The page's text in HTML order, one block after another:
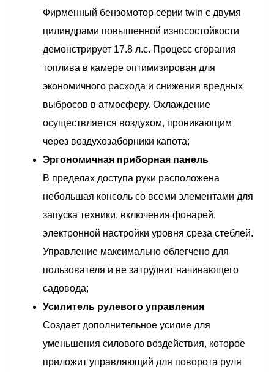
Фирменный бензомотор серии twin с двумя
цилиндрами повышенной износостойкости
демонстрирует 17.8 л.с. Процесс сгорания
топлива в камере оптимизирован для
экономичного расхода и снижения вредных
выбросов в атмосферу. Охлаждение
осуществляется воздухом, проникающим
через воздухозаборники капота;
Эргономичная приборная панель
В пределах доступа руки расположена
небольшая консоль со всеми элементами для
запуска техники, включения фонарей,
электронной настройки уровня среза стеблей.
Управление максимально облегчено для
пользователя и не затруднит начинающего
садовода;
Усилитель рулевого управления
Создает дополнительное усилие для
уменьшения силового воздействия, которое
приложит управляющий для поворота руля